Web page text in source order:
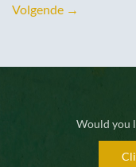
Volgende →
Would you